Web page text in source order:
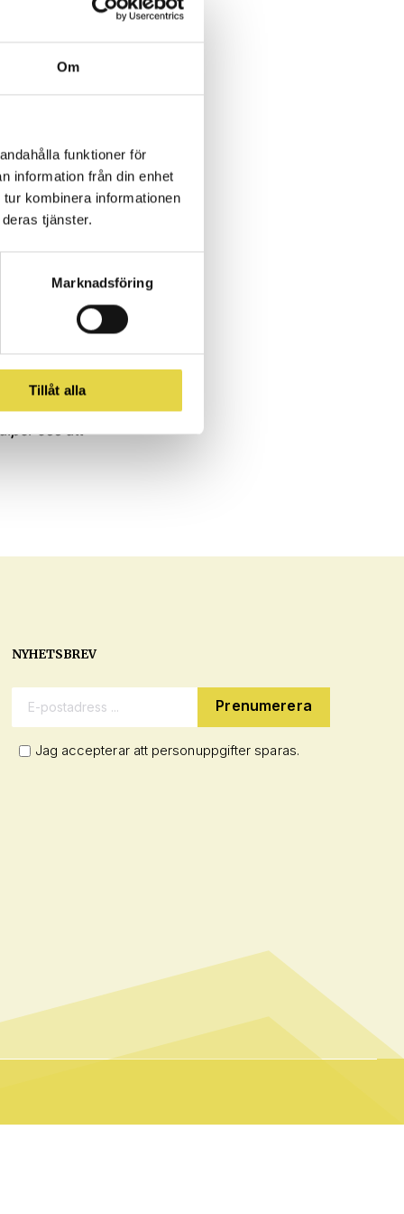
Om
funktioner för
information från din enhet
kombinera informationen
tjänster.
Marknadsföring
Tillåt alla
besökt
och
för
väljer att
är otroligt stolt
oss att
NYHETSBREV
E-postadress:
Jag accepterar att personuppgifter sparas.